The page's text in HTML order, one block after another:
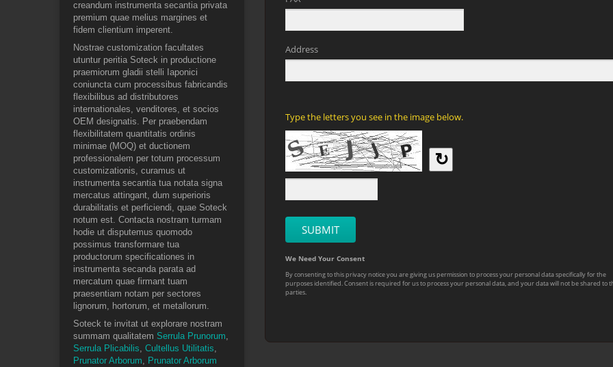
creandum instrumenta secantia privata
premium quae melius margines et
fidem clientium imperent.
Nostrae customization facultates
utuntur peritia Soteck in productione
praemiorum gladii stelli Iaponici
coniuncta cum processibus fabricandis
flexibilibus ad distributores
internationales, venditores, et socios
OEM designatis. Per praebendam
flexibilitatem quantitatis ordinis
minimae (MOQ) et ductionem
professionalem per totum processum
customizationis, curamus ut
instrumenta secantia tua notata signa
mercatus attingant, dum superioris
durabilitatis et perficiendi, quae Soteck
notum est. Contacta nostram turmam
hodie ut disputemus quomodo
possimus transformare tua
productorum specificationes in
instrumenta secanda parata ad
mercatum quae firmant tuam
praesentiam notam per sectores
lignorum, hortorum, et metallorum.
Soteck te invitat ut explorare nostram
summam qualitatem Serrula Prunorum,
Serrula Plicabilis, Cultellus Utilitatis,
Prunator Arborum, Prunator Arborum